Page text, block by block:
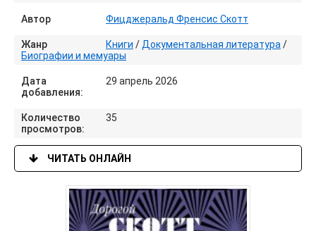
Автор Фицджеральд Френсис Скотт
Жанр Книги / Документальная литература /
Биографии и мемуары
Дата
добавления:
29 апрель 2026
Количество
просмотров:
35
ЧИТАТЬ ОНЛАЙН